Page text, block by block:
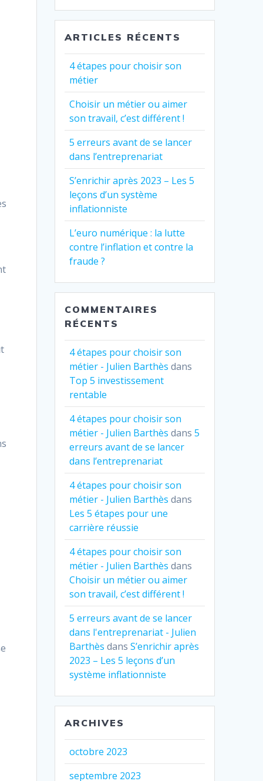
ARTICLES RÉCENTS
4 étapes pour choisir son
métier
Choisir un métier ou aimer
son travail, c’est différent !
5 erreurs avant de se lancer
dans l’entreprenariat
S’enrichir après 2023 – Les 5
leçons d’un système
inflationniste
L’euro numérique : la lutte
contre l’inflation et contre la
fraude ?
COMMENTAIRES
RÉCENTS
4 étapes pour choisir son
métier - Julien Barthès dans
Top 5 investissement
rentable
4 étapes pour choisir son
métier - Julien Barthès dans5
erreurs avant de se lancer
dans l’entreprenariat
4 étapes pour choisir son
métier - Julien Barthès dans
Les 5 étapes pour une
carrière réussie
4 étapes pour choisir son
métier - Julien Barthès dans
Choisir un métier ou aimer
son travail, c’est différent !
5 erreurs avant de se lancer
dans l'entreprenariat - Julien
Barthès dansS’enrichir après
2023 – Les 5 leçons d’un
système inflationniste
ARCHIVES
octobre 2023
septembre 2023